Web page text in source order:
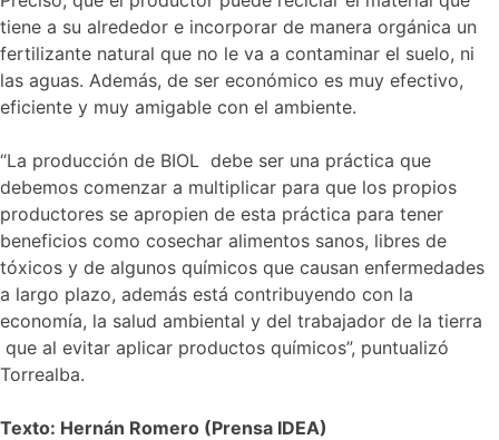
tiene a su alrededor e incorporar de manera orgánica un
fertilizante natural que no le va a contaminar el suelo, ni
las aguas. Además, de ser económico es muy efectivo,
eficiente y muy amigable con el ambiente.
“La producción de BIOL debe ser una práctica que
debemos comenzar a multiplicar para que los propios
productores se apropien de esta práctica para tener
beneficios como cosechar alimentos sanos, libres de
tóxicos y de algunos químicos que causan enfermedades
a largo plazo, además está contribuyendo con la
economía, la salud ambiental y del trabajador de la tierra
que al evitar aplicar productos químicos”, puntualizó
Torrealba.
Texto: Hernán Romero (Prensa IDEA)